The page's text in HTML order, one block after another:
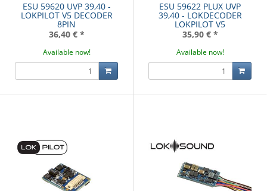
ESU 59620 UVP 39,40 -
LOKPILOT V5 DECODER
8PIN
36,40 € *
Available now!
ESU 59622 PLUX UVP
39,40 - LOKDECODER
LOKPILOT V5
35,90 € *
Available now!